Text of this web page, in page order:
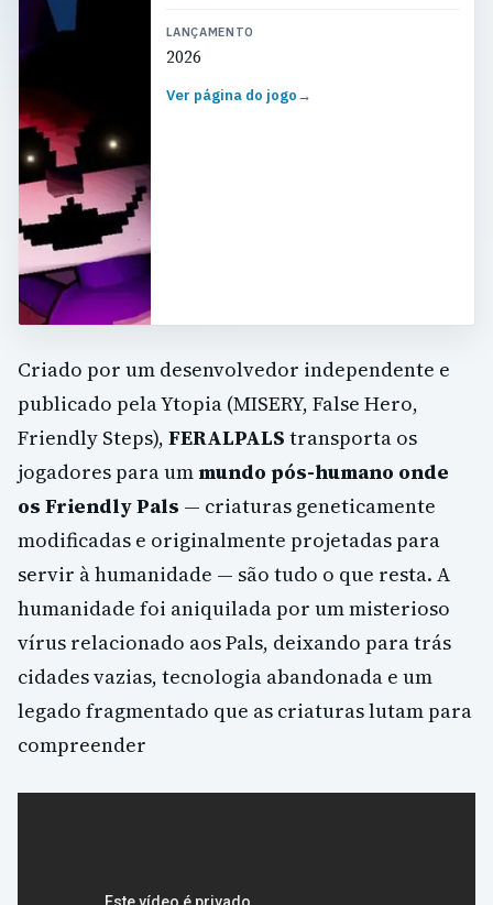
LANÇAMENTO
2026
Ver página do jogo→
Criado por um desenvolvedor independente e
publicado pela Ytopia (MISERY, False Hero,
Friendly Steps), FERALPALS transporta os
jogadores para ummundo pós-humano onde
os Friendly Pals — criaturas geneticamente
modificadas e originalmente projetadas para
servir à humanidade — são tudo o que resta. A
humanidade foi aniquilada por um misterioso
vírus relacionado aos Pals, deixando para trás
cidades vazias, tecnologia abandonada e um
legado fragmentado que as criaturas lutam para
compreender